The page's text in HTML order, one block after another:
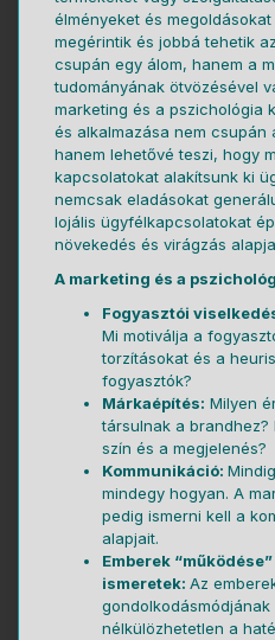
élményeket és
megérintik és jobbá tehetik
csupán egy álom, hanem a
tudományának ötvözésével
marketing és a pszichológia
és alkalmazása nem csupán
hanem lehetővé teszi, hogy
kapcsolatokat alakítsunk ki
nemcsak eladásokat
lojális ügyfélkapcsolatokat
növekedés és virágzás
A marketing és a
Fogyasztói
Mi motiválja a
torzításokat és a
fogyasztók?
Márkaépítés: Milyen
társulnak a
szín és a megjelenés?
Kommunikáció:
mindegy hogyan. A
pedig ismerni kell a
alapjait.
Emberek
ismeretek: Az
gondolkodásmódjának
nélkülözhetetlen a